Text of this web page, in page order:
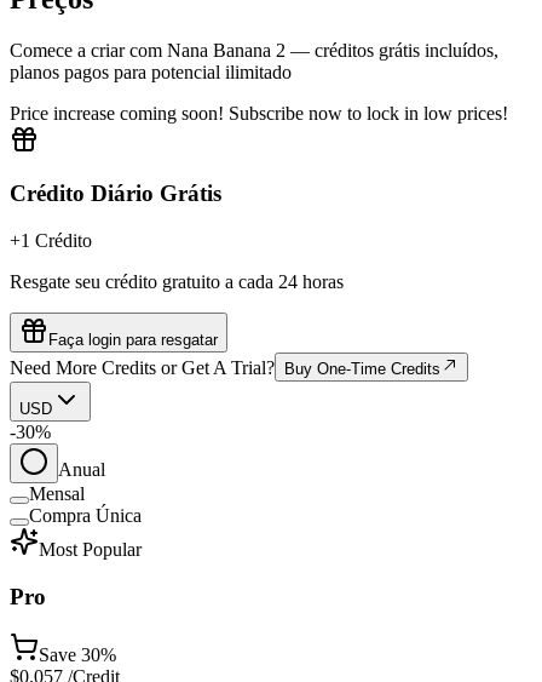
Comece a criar com Nana Banana 2 — créditos grátis incluídos,
planos pagos para potencial ilimitado
Price increase coming soon! Subscribe now to lock in low prices!
Crédito Diário Grátis
+1 Crédito
Resgate seu crédito gratuito a cada 24 horas
Faça login para resgatar
Need More Credits or Get A Trial? Buy One-Time Credits
USD
-30%
Anual
Mensal
Compra Única
Most Popular
Pro
Save 30%
$0.057 /Credit